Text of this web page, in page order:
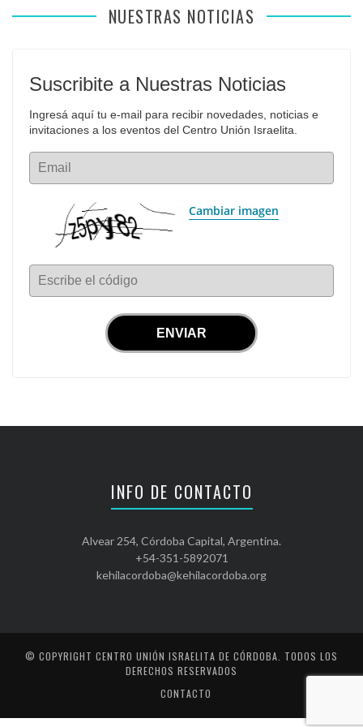
NUESTRAS NOTICIAS
Suscribite a Nuestras Noticias
Ingresá aquí tu e-mail para recibir novedades, noticias e
invitaciones a los eventos del Centro Unión Israelita.
Email
Cambiar imagen
Escribe el código
INFO DE CONTACTO
Alvear 254, Córdoba Capital, Argentina.
+54-351-5892071
kehilacordoba@kehilacordoba.org
© COPYRIGHT CENTRO UNIÓN ISRAELITA DE CÓRDOBA . TODOS LOS
DERECHOS RESERVADOS
CONTACTO